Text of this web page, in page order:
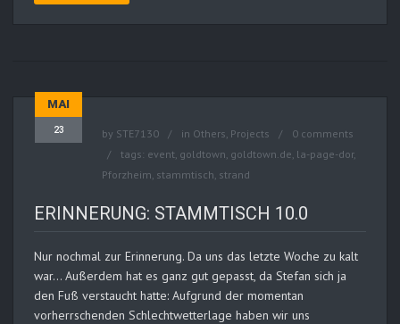
MAI
23 by STE7130 in Others, Projects
0 comments
tags: event, goldtown, goldtown.de, la-page-dor,
Pforzheim, stammtisch, strand
ERINNERUNG: STAMMTISCH 10.0
Nur nochmal zur Erinnerung. Da uns das letzte Woche zu kalt
war… Außerdem hat es ganz gut gepasst, da Stefan sich ja
den Fuß verstaucht hatte: Aufgrund der momentan
vorherrschenden Schlechtwetterlage haben wir uns